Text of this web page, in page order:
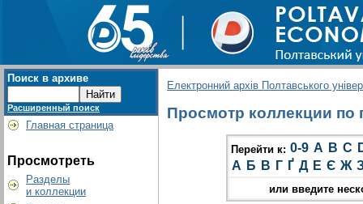
Поиск в архиве
Расширенный поиск
Главная страница
Просмотреть
Разделы
и коллекции
Електронний архів Полтавського
Просмотр коллекции по
Перейти к: 0-9 A B C
А Б В Г Ґ Д Е Є Ж
или введите